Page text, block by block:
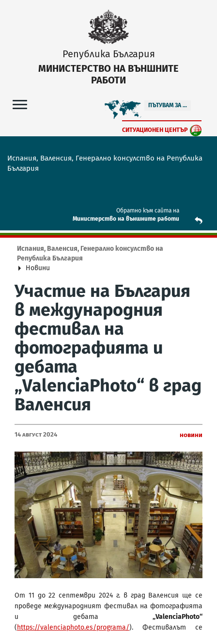
Република България
МИНИСТЕРСТВО НА ВЪНШНИТЕ
РАБОТИ
ПЪТУВАМ ЗА ...
СИТУАЦИОНЕН ЦЕНТЪР
Испания, Валенсия, Генерално консулство на Република
България
Обратно към сайта на
Mинистерство на външните работи
Испания, Валенсия, Генерално консулство на
Република България
Новини
Участие на България
в международния
фестивал на
фотографията и
дебата
„ValenciaPhoto“ в град
Валенсия
14 Август 2024 Новини
От 11 до 22 септември 2024 г. в град Валенсия ще се
проведе международният фестивал на фотографията
и дебата „ValenciaPhoto“
(https://valenciaphoto.es/programa/). Фестивалът се